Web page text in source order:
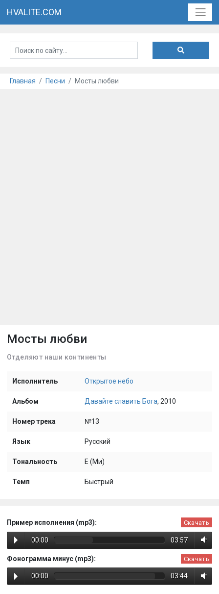
HVALITE.COM
Главная Песни Мосты любви
Мосты любви
Отделяют наши континенты
Исполнитель Открытое небо
Альбом Давайте славить Бога, 2010
Номер трека №13
Язык Русский
Тональность E (Ми)
Темп Быстрый
Пример исполнения (mp3): Скачать
00:00 03:57
Фонограмма минус (mp3): Скачать
00:00 03:44